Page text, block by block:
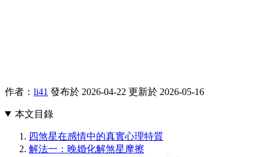
作者： li41 發布於 2026-04-22 更新於 2026-05-16
本文目錄
四煞星在感情中的真實心理特質
解法一：晚婚化解煞星摩擦